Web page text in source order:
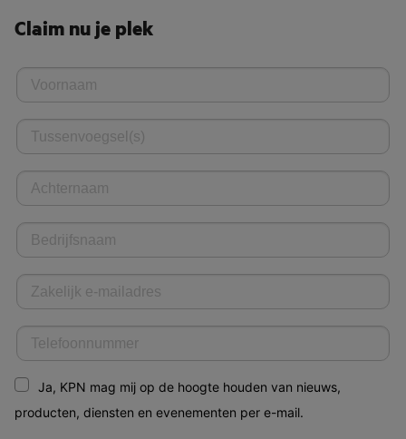
Claim nu je plek
Ja, KPN mag mij op de hoogte houden van nieuws,
producten, diensten en evenementen per e-mail.